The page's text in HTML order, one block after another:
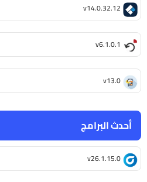
أحدث البرامج
v26.1.15.0
v14.0.32.12
v6.1.0.1
v13.0